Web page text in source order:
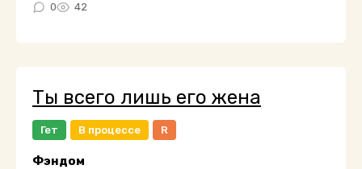
0 42
Ты всего лишь его жена
Гет В процессе R
Фэндом